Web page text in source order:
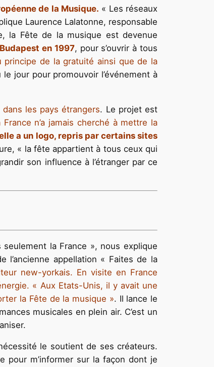
de la Musique. « Les réseaux
Laurence Lalatonne, responsable
la Fête de la musique est devenue
en 1997, pour s’ouvrir à tous
principe de la gratuité ainsi que de la
jour pour promouvoir l’événement à
les pays étrangers. Le projet est
France n’a jamais cherché à mettre la
a un logo, repris par certains sites
« la fête appartient à tous ceux qui
son influence à l’étranger par ce
la France », nous explique
l’ancienne appellation « Faites de la
new-yorkais. En visite en France
« Aux Etats-Unis, il y avait une
la Fête de la musique ». Il lance le
musicales en plein air. C’est un
le soutient de ses créateurs.
pour m’informer sur la façon dont je